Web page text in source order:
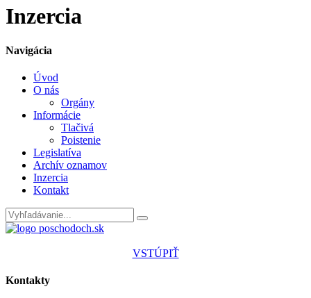
Inzercia
Navigácia
Úvod
O nás
Orgány
Informácie
Tlačivá
Poistenie
Legislatíva
Archív oznamov
Inzercia
Kontakt
VSTÚPIŤ
Kontakty